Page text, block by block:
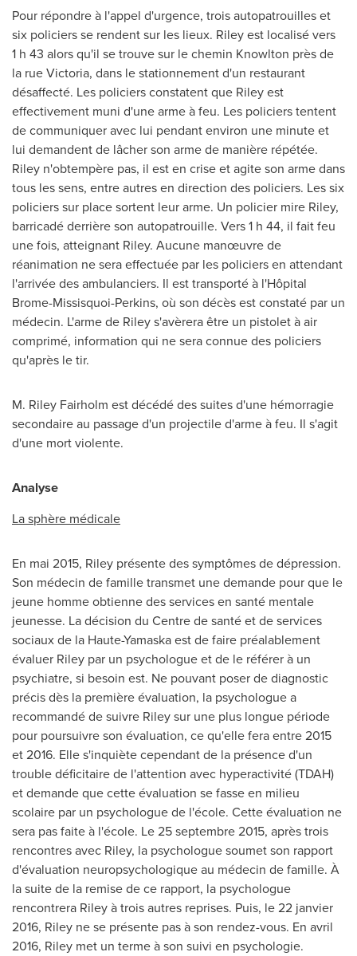
Pour répondre à l'appel d'urgence, trois autopatrouilles et
six policiers se rendent sur les lieux. Riley est localisé vers
1 h 43 alors qu'il se trouve sur le chemin Knowlton près de
la rueVictoria, dans le stationnement d'un restaurant
désaffecté. Les policiers constatent que Riley est
effectivement muni d'une arme à feu. Les policiers tentent
de communiquer avec lui pendant environ une minute et
lui demandent de lâcher son arme de manière répétée.
Riley n'obtempère pas, il est en crise et agite son arme dans
tous les sens, entre autres en direction des policiers. Les six
policiers sur place sortent leur arme. Un policier mire Riley,
barricadé derrière son autopatrouille. Vers 1 h 44, il fait feu
une fois, atteignant Riley. Aucune manœuvre de
réanimation ne sera effectuée par les policiers en attendant
l'arrivée des ambulanciers. Il est transporté à l'Hôpital
Brome-Missisquoi-Perkins, où son décès est constaté par un
médecin. L'arme de Riley s'avèrera être un pistolet à air
comprimé, information qui ne sera connue des policiers
qu'après le tir.
M. Riley Fairholm est décédé des suites d'une hémorragie
secondaire au passage d'un projectile d'arme à feu. Il s'agit
d'une mort violente.
Analyse
La sphère médicale
En mai 2015, Riley présente des symptômes de dépression.
Son médecin de famille transmet une demande pour que le
jeune homme obtienne des services en santé mentale
jeunesse. La décision du Centre de santé et de services
sociaux de la Haute-Yamaska est de faire préalablement
évaluer Riley par un psychologue et de le référer à un
psychiatre, si besoin est. Ne pouvant poser de diagnostic
précis dès la première évaluation, la psychologue a
recommandé de suivre Riley sur une plus longue période
pour poursuivre son évaluation, ce qu'elle fera entre2015
et2016. Elle s'inquiète cependant de la présence d'un
trouble déficitaire de l'attention avec hyperactivité (TDAH)
et demande que cette évaluation se fasse en milieu
scolaire par un psychologue de l'école. Cette évaluation ne
sera pas faite à l'école. Le 25 septembre 2015, après trois
rencontres avec Riley, la psychologue soumet son rapport
d'évaluation neuropsychologique au médecin de famille. À
la suite de la remise de ce rapport, la psychologue
rencontrera Riley à trois autres reprises. Puis, le 22 janvier
2016, Riley ne se présente pas à son rendez-vous. En avril
2016, Riley met un terme à son suivi en psychologie.